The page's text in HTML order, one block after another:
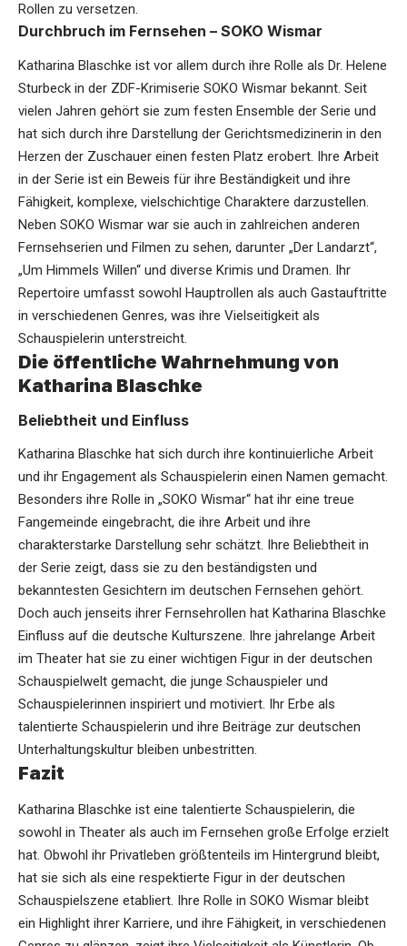
Rollen zu versetzen.
Durchbruch im Fernsehen – SOKO Wismar
Katharina Blaschke ist vor allem durch ihre Rolle als Dr. Helene
Sturbeck in der ZDF-Krimiserie SOKO Wismar bekannt. Seit
vielen Jahren gehört sie zum festen Ensemble der Serie und
hat sich durch ihre Darstellung der Gerichtsmedizinerin in den
Herzen der Zuschauer einen festen Platz erobert. Ihre Arbeit
in der Serie ist ein Beweis für ihre Beständigkeit und ihre
Fähigkeit, komplexe, vielschichtige Charaktere darzustellen.
Neben SOKO Wismar war sie auch in zahlreichen anderen
Fernsehserien und Filmen zu sehen, darunter „Der Landarzt“,
„Um Himmels Willen“ und diverse Krimis und Dramen. Ihr
Repertoire umfasst sowohl Hauptrollen als auch Gastauftritte
in verschiedenen Genres, was ihre Vielseitigkeit als
Schauspielerin unterstreicht.
Die öffentliche Wahrnehmung von
Katharina Blaschke
Beliebtheit und Einfluss
Katharina Blaschke hat sich durch ihre kontinuierliche Arbeit
und ihr Engagement als Schauspielerin einen Namen gemacht.
Besonders ihre Rolle in „SOKO Wismar“ hat ihr eine treue
Fangemeinde eingebracht, die ihre Arbeit und ihre
charakterstarke Darstellung sehr schätzt. Ihre Beliebtheit in
der Serie zeigt, dass sie zu den beständigsten und
bekanntesten Gesichtern im deutschen Fernsehen gehört.
Doch auch jenseits ihrer Fernsehrollen hat Katharina Blaschke
Einfluss auf die deutsche Kulturszene. Ihre jahrelange Arbeit
im Theater hat sie zu einer wichtigen Figur in der deutschen
Schauspielwelt gemacht, die junge Schauspieler und
Schauspielerinnen inspiriert und motiviert. Ihr Erbe als
talentierte Schauspielerin und ihre Beiträge zur deutschen
Unterhaltungskultur bleiben unbestritten.
Fazit
Katharina Blaschke ist eine talentierte Schauspielerin, die
sowohl in Theater als auch im Fernsehen große Erfolge erzielt
hat. Obwohl ihr Privatleben größtenteils im Hintergrund bleibt,
hat sie sich als eine respektierte Figur in der deutschen
Schauspielszene etabliert. Ihre Rolle in SOKO Wismar bleibt
ein Highlight ihrer Karriere, und ihre Fähigkeit, in verschiedenen